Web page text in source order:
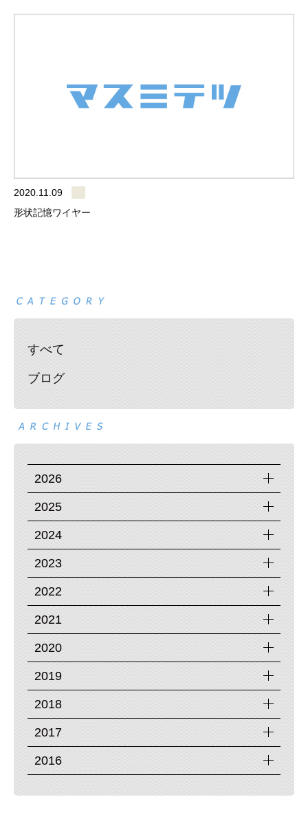
2020.11.09
形状記憶ワイヤー
すべて
ブログ
2026
2025
2024
2023
2022
2021
2020
2019
2018
2017
2016